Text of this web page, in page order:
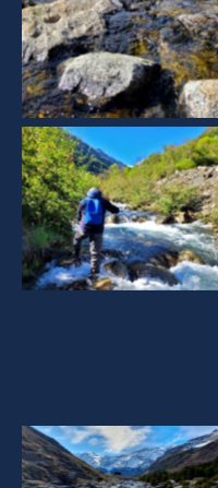
Aucune légende
Aucune légende